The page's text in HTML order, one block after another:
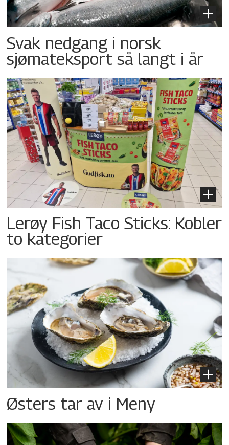
Svak nedgang i norsk
sjømateksport så langt i år
Lerøy Fish Taco Sticks: Kobler
to kategorier
Østers tar av i Meny